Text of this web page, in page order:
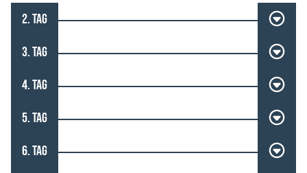
2. TAG
3. TAG
4. TAG
5. TAG
6. TAG